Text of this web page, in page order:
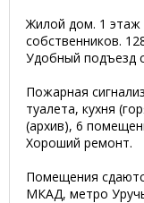
Жилой дом. 1
собственников.
Удобный подъезд
Пожарная
туалета, кухня
(архив), 6
Хороший ремонт.
Помещения
МКАД, метро